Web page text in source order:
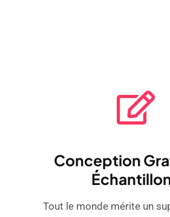
Conception
Tout le monde mérite un